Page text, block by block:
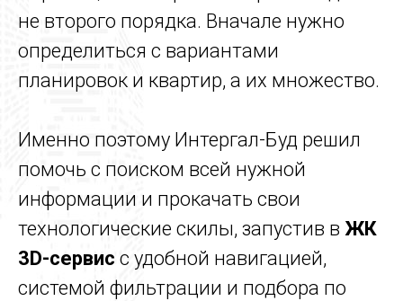
не второго порядка. Вначале нужно
определиться с вариантами
планировок и квартир, а их множество.
Именно поэтому Интергал-Буд решил
помочь с поиском всей нужной
информации и прокачать свои
технологические скилы, запустив в ЖК
3D-сервис с удобной навигацией,
системой фильтрации и подбора по